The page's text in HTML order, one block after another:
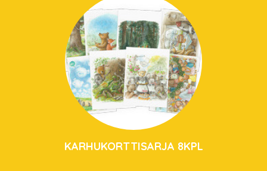
KARHUKORTTISARJA 8KPL